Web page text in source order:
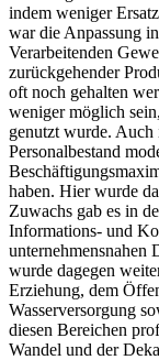
indem weniger
war die Anpassung
Verarbeitenden
zurückgehender
oft noch gehalten
weniger möglich
genutzt wurde.
Personalbestand
haben. Hier wurde
Zuwachs gab es in
Informations- und
unternehmensnahen
wurde dagegen
Erziehung, dem
Wasserversorgung
diesen Bereichen
Wandel und der